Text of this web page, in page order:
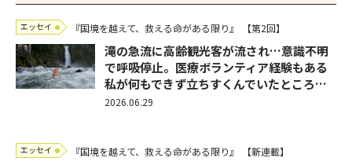
エッセイ 『国境を越えて、救える命がある限り』 【第2回】
滝の急流に高齢観光客が流され…意識不明
で呼吸停止。医療ボランティア経験もある
私が何もできず立ちすくんでいたところ…
2026.06.29
エッセイ 『国境を越えて、救える命がある限り』 【新連載】